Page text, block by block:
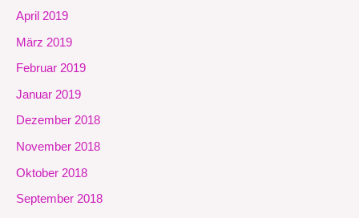
April 2019
März 2019
Februar 2019
Januar 2019
Dezember 2018
November 2018
Oktober 2018
September 2018